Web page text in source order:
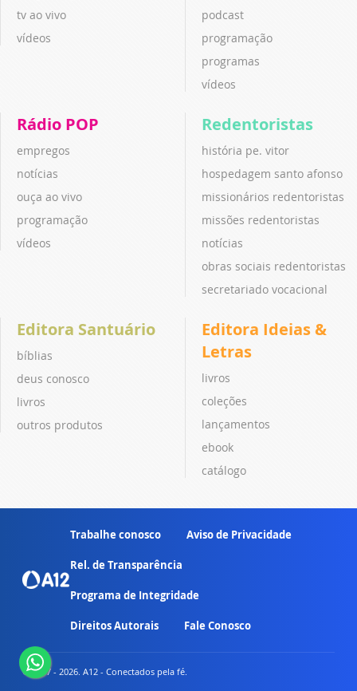
tv ao vivo
vídeos
podcast
programação
programas
vídeos
Rádio POP
empregos
notícias
ouça ao vivo
programação
vídeos
Redentoristas
história pe. vitor
hospedagem santo afonso
missionários redentoristas
missões redentoristas
notícias
obras sociais redentoristas
secretariado vocacional
Editora Santuário
bíblias
deus conosco
livros
outros produtos
Editora Ideias &
Letras
livros
coleções
lançamentos
ebook
catálogo
Trabalhe conosco Aviso de Privacidade
Rel. de Transparência
Programa de Integridade
Direitos Autorais Fale Conosco
© 2007 - 2026. A12 - Conectados pela fé.